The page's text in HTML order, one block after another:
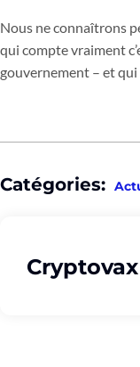
Nous ne connaîtrons
qui compte vraiment
gouvernement – et qui
Catégories:
Cryptovax